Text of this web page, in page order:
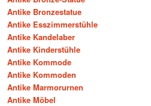
Antike Bronzestatue
Antike Esszimmerstühle
Antike Kandelaber
Antike Kinderstühle
Antike Kommode
Antike Kommoden
Antike Marmorurnen
Antike Möbel